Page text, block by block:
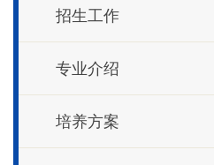
招生工作
专业介绍
培养方案